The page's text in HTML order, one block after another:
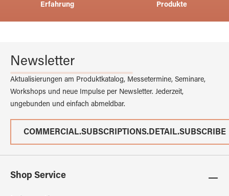
Erfahrung
Produkte
Newsletter
Aktualisierungen am Produktkatalog, Messetermine, Seminare,
Workshops und neue Impulse per Newsletter. Jederzeit,
ungebunden und einfach abmeldbar.
COMMERCIAL.SUBSCRIPTIONS.DETAIL.SUBSCRIBE
Shop Service